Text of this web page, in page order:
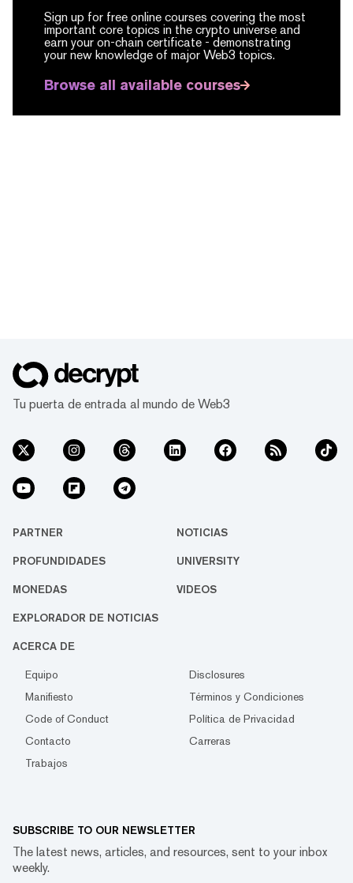
Sign up for free online courses covering the most
important core topics in the crypto universe and
earn your on-chain certificate - demonstrating
your new knowledge of major Web3 topics.
Browse all available courses
Tu puerta de entrada al mundo de Web3
PARTNER NOTICIAS
PROFUNDIDADES UNIVERSITY
MONEDAS VIDEOS
EXPLORADOR DE NOTICIAS
ACERCA DE
Equipo
Disclosures
Manifiesto
Términos y Condiciones
Code of Conduct
Política de Privacidad
Contacto
Carreras
Trabajos
SUBSCRIBE TO OUR NEWSLETTER
The latest news, articles, and resources, sent to your inbox
weekly.